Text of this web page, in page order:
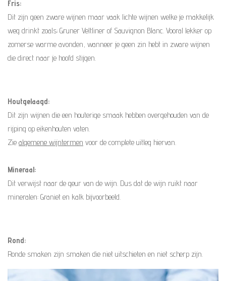
Fris:
Dit zijn geen zware wijnen maar vaak lichte wijnen welke je makkelijk
weg drinkt zoals; Gruner Veltliner of Sauvignon Blanc. Vooral lekker op
zomerse warme avonden, wanneer je geen zin hebt in zware wijnen
die direct naar je hoofd stijgen.
Houtgelaagd:
Dit zijn wijnen die een houterige smaak hebben overgehouden van de
rijping op eikenhouten vaten.
Zie algemene wijntermen voor de complete uitleg hiervan.
Mineraal:
Dit verwijst naar de geur van de wijn. Dus dat de wijn ruikt naar
mineralen: Graniet en kalk bijvoorbeeld.
Rond:
Ronde smaken zijn smaken die niet uitschieten en niet scherp zijn.